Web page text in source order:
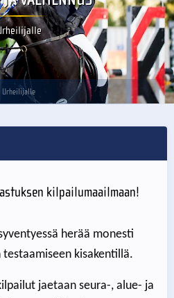
Urheilijalle
kilpailumaailmaan!
herää monesti
kisakentillä.
jaetaan seura-, alue- ja